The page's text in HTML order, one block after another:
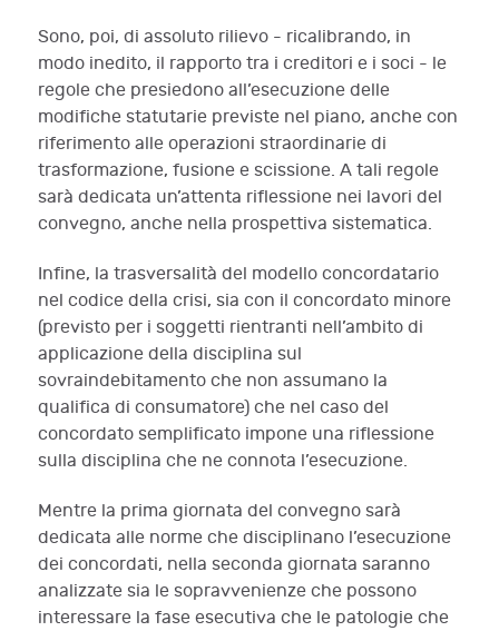
Sono, poi, di assoluto rilievo - ricalibrando, in
modo inedito, il rapporto tra i creditori e i soci - le
regole che presiedono all’esecuzione delle
modifiche statutarie previste nel piano, anche con
riferimento alle operazioni straordinarie di
trasformazione, fusione e scissione. A tali regole
sarà dedicata un’attenta riflessione nei lavori del
convegno, anche nella prospettiva sistematica.
Infine, la trasversalità del modello concordatario
nel codice della crisi, sia con il concordato minore
(previsto per i soggetti rientranti nell’ambito di
applicazione della disciplina sul
sovraindebitamento che non assumano la
qualifica di consumatore) che nel caso del
concordato semplificato impone una riflessione
sulla disciplina che ne connota l’esecuzione.
Mentre la prima giornata del convegno sarà
dedicata alle norme che disciplinano l’esecuzione
dei concordati, nella seconda giornata saranno
analizzate sia le sopravvenienze che possono
interessare la fase esecutiva che le patologie che